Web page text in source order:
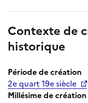
Contexte de
historique
Période de création
2e quart 19e siècle
Millésime de création